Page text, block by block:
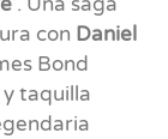
con Daniel
Bond
taquilla